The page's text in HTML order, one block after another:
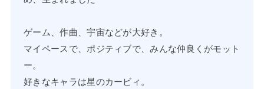
ゲーム、作曲、宇宙などが大好き。
マイペースで、ポジティブで、みんな仲良くがモット
ー。
好きなキャラは星のカービィ。